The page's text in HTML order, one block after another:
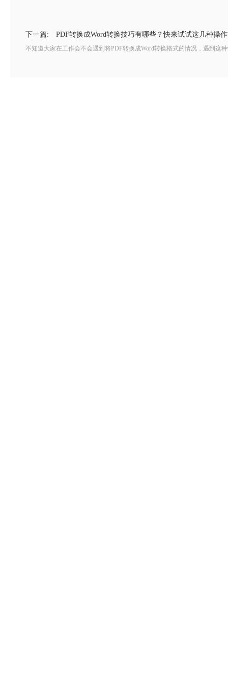
下一篇: PDF转换成Word转换技巧有哪些？快来试试这几种操
不知道大家在工作会不会遇到将PDF转换成Word转换格式的情况，遇到这